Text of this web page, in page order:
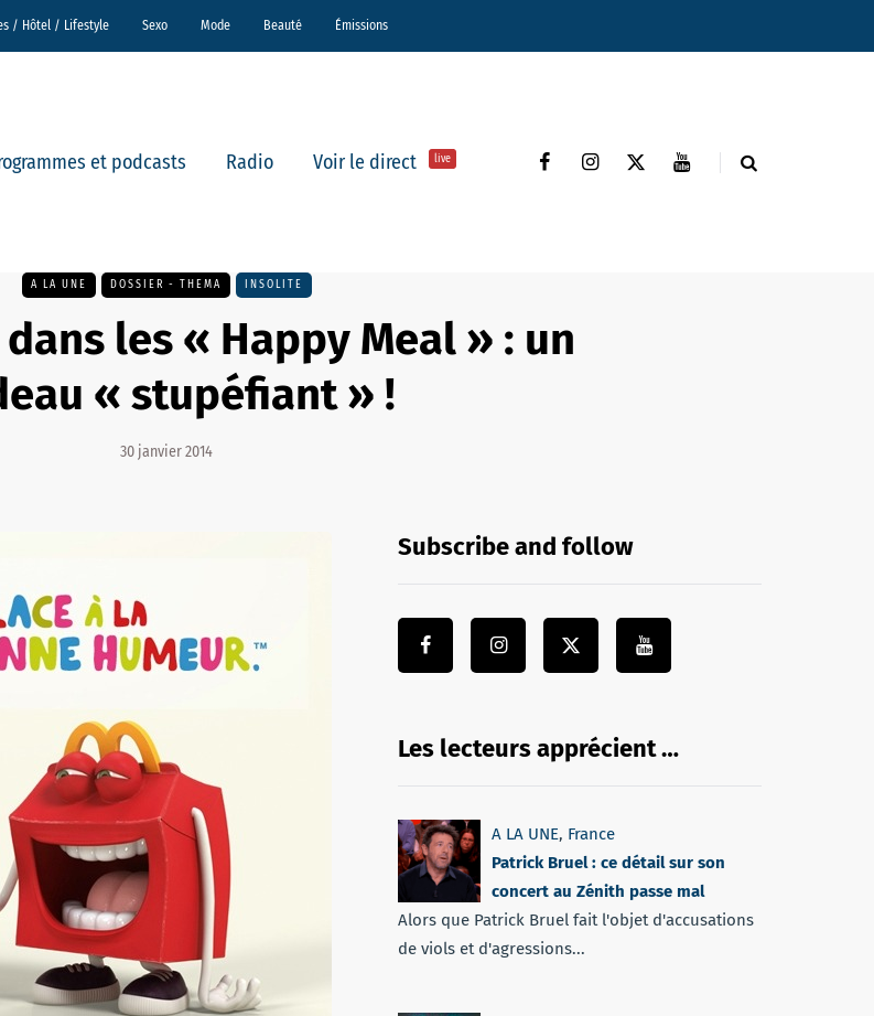
/ Hôtel / Lifestyle Sexo Mode Beauté Émissions
et podcasts Radio Voir le direct live
A LA UNE DOSSIER - THEMA INSOLITE
dans les « Happy Meal » : un
« stupéfiant » !
30 janvier 2014
Subscribe and follow
Les lecteurs apprécient …
A LA UNE, France
Patrick Bruel : ce détail sur son
concert au Zénith passe mal
Alors que Patrick Bruel fait l'objet d'accusations
de viols et d'agressions...